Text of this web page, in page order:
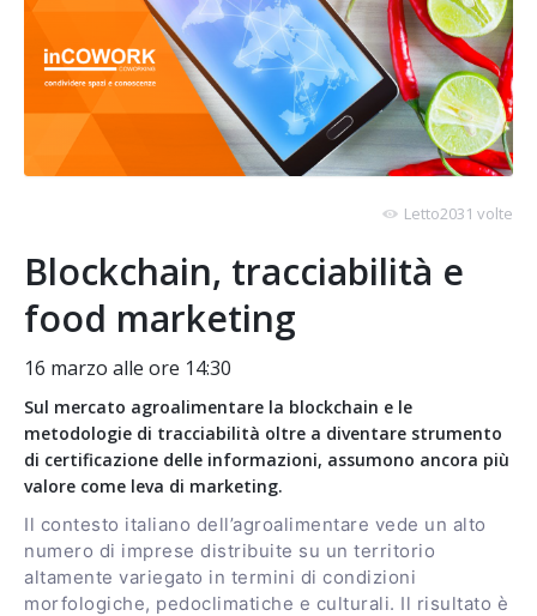
Letto2031 volte
Blockchain, tracciabilità e
food marketing
16 marzo alle ore 14:30
Sul mercato agroalimentare la blockchain e le
metodologie di tracciabilità oltre a diventare strumento
di certificazione delle informazioni, assumono ancora più
valore come leva di marketing.
Il contesto italiano dell’agroalimentare vede un alto
numero di imprese distribuite su un territorio
altamente variegato in termini di condizioni
morfologiche, pedoclimatiche e culturali. Il risultato è